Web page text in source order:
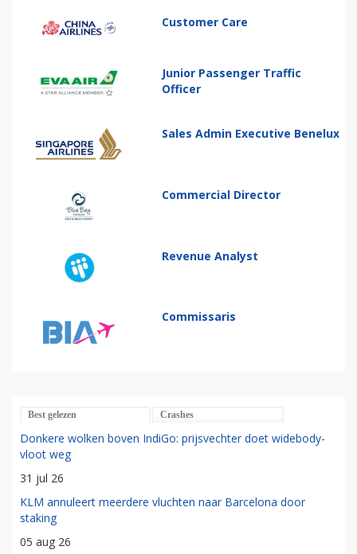
Customer Care
Junior Passenger Traffic
Officer
Sales Admin Executive Benelux
Commercial Director
Revenue Analyst
Commissaris
Best gelezen Crashes
Donkere wolken boven IndiGo: prijsvechter doet widebody-
vloot weg
31 jul 26
KLM annuleert meerdere vluchten naar Barcelona door
staking
05 aug 26